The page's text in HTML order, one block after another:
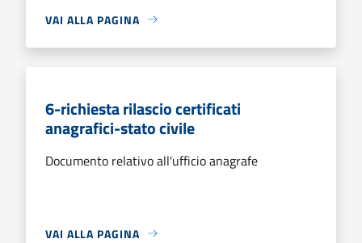
VAI ALLA PAGINA
6-richiesta rilascio certificati
anagrafici-stato civile
Documento relativo all'ufficio anagrafe
VAI ALLA PAGINA